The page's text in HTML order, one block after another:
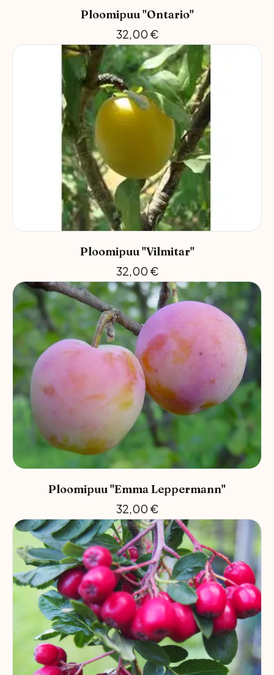
Ploomipuu "Ontario"
32,00 €
Ploomipuu "Vilmitar"
32,00 €
Ploomipuu "Emma Leppermann"
32,00 €